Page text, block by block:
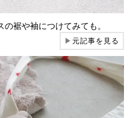
裾や袖につけてみても。
▶元記事を見る